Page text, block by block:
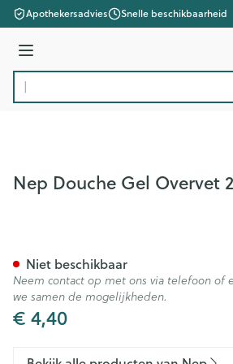
Ga naar de inhoud
Apothekersadvies Snelle beschikbaarheid
Menu
Product, merk, categorie...
Nep Douche Gel Overvet
€ 4,40
Niet beschikbaar
Neem contact op met ons via telefoon of
we samen de mogelijkheden.